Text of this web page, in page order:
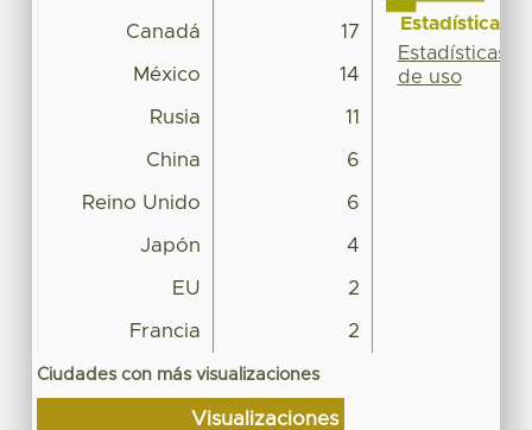
Canadá 17
México 14
Rusia 11
China 6
Reino Unido 6
Japón 4
EU 2
Francia 2
Ciudades con más visualizaciones
Visualizaciones
Estadísticas
Estadísticas
de uso